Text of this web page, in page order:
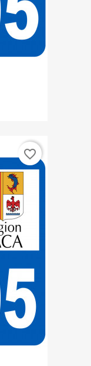
favorite_border